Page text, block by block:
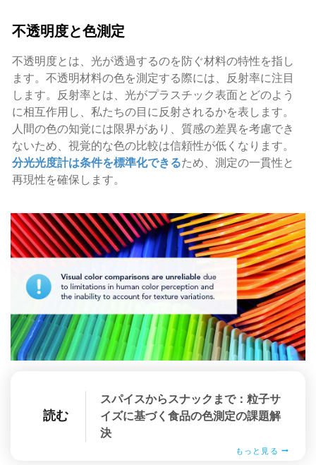
不透明度と色測定
不透明度とは、光が透過するのを防ぐ材料の特性を指し
ます。不透明材料の色を測定する際には、反射率に注目
します。反射率とは、光がプラスチック表面とどのよう
に相互作用し、私たちの目に反射されるかを表します。
人間の色の知覚には限界があり、質感の差異を考慮でき
ないため、視覚的な色の比較は信頼性が低くなります。
分光光度計は条件を標準化できるため、測定の一貫性と
再現性を確保します。
読む
スパイスからスナックまで：粒子サ
イズに基づく食品の色測定の課題解
決
もっと見る